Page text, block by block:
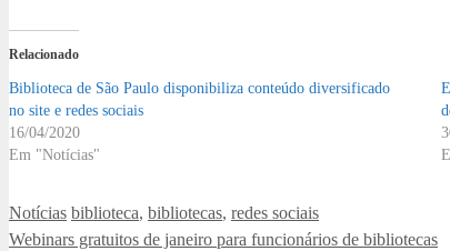
Relacionado
Biblioteca de São Paulo disponibiliza conteúdo diversificado
no site e redes sociais
16/04/2020
Em "Notícias"
Categorias
Notícias Tags
biblioteca, bibliotecas, redes sociais
Webinars gratuitos de janeiro para funcionários de bibliotecas